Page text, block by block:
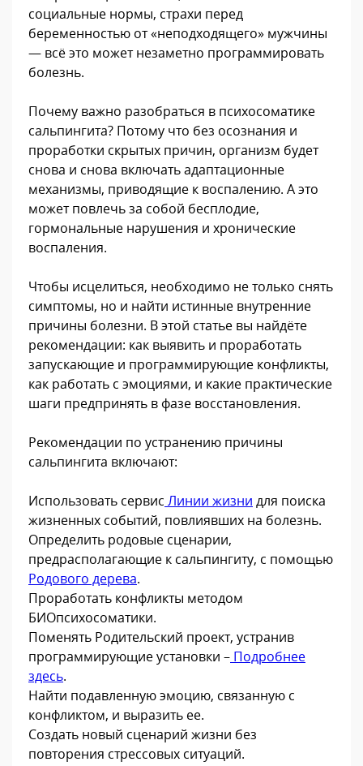
социальные нормы, страхи перед
беременностью от «неподходящего» мужчины
— всё это может незаметно программировать
болезнь.
Почему важно разобраться в психосоматике
сальпингита? Потому что без осознания и
проработки скрытых причин, организм будет
снова и снова включать адаптационные
механизмы, приводящие к воспалению. А это
может повлечь за собой бесплодие,
гормональные нарушения и хронические
воспаления.
Чтобы исцелиться, необходимо не только снять
симптомы, но и найти истинные внутренние
причины болезни. В этой статье вы найдёте
рекомендации: как выявить и проработать
запускающие и программирующие конфликты,
как работать с эмоциями, и какие практические
шаги предпринять в фазе восстановления.
Рекомендации по устранению причины
сальпингита включают:
Использовать сервис Линии жизни для поиска
жизненных событий, повлиявших на болезнь.
Определить родовые сценарии,
предрасполагающие к сальпингиту, с помощью
Родового дерева.
Проработать конфликты методом
БИОпсихосоматики.
Поменять Родительский проект, устранив
программирующие установки – Подробнее
здесь.
Найти подавленную эмоцию, связанную с
конфликтом, и выразить ее.
Создать новый сценарий жизни без
повторения стрессовых ситуаций.